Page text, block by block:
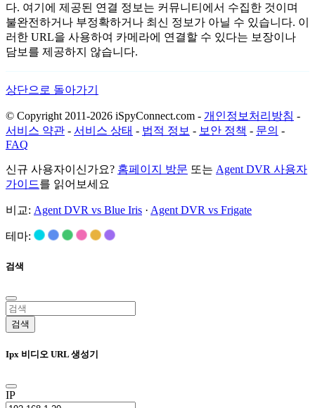
다. 여기에 제공된 연결 정보는 커뮤니티에서 수집한 것이며
불완전하거나 부정확하거나 최신 정보가 아닐 수 있습니다. 이
러한 URL을 사용하여 카메라에 연결할 수 있다는 보장이나
담보를 제공하지 않습니다.
상단으로 돌아가기
© Copyright 2011-2026 iSpyConnect.com - 개인정보처리방침 -
서비스 약관 - 서비스 상태 - 법적 정보 - 보안 정책 - 문의 -
FAQ
신규 사용자이신가요? 홈페이지 방문 또는 Agent DVR 사용자
가이드를 읽어보세요
비교: Agent DVR vs Blue Iris · Agent DVR vs Frigate
테마:
검색
검색
Ipx 비디오 URL 생성기
IP